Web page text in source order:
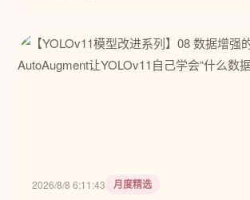
2026/8/8 6:11:43 月度精选